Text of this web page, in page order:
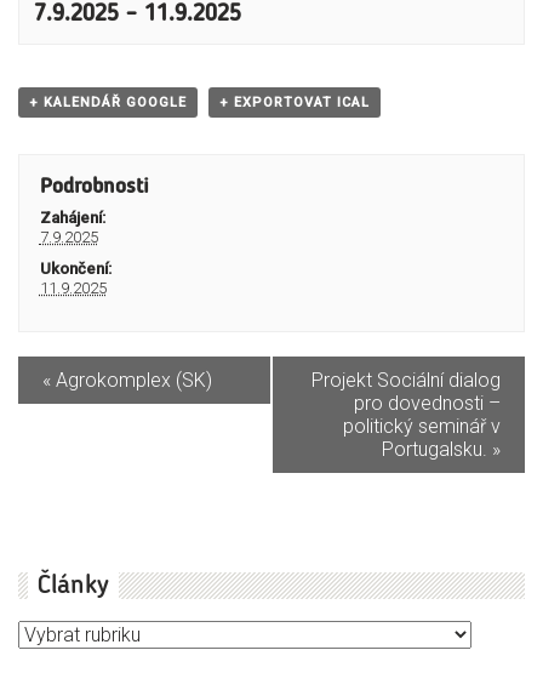
7.9.2025 – 11.9.2025
+ KALENDÁŘ GOOGLE + EXPORTOVAT ICAL
Podrobnosti
Zahájení:
7.9.2025
Ukončení:
11.9.2025
« Agrokomplex (SK)
Projekt Sociální dialog
pro dovednosti –
politický seminář v
Portugalsku. »
Články
Články